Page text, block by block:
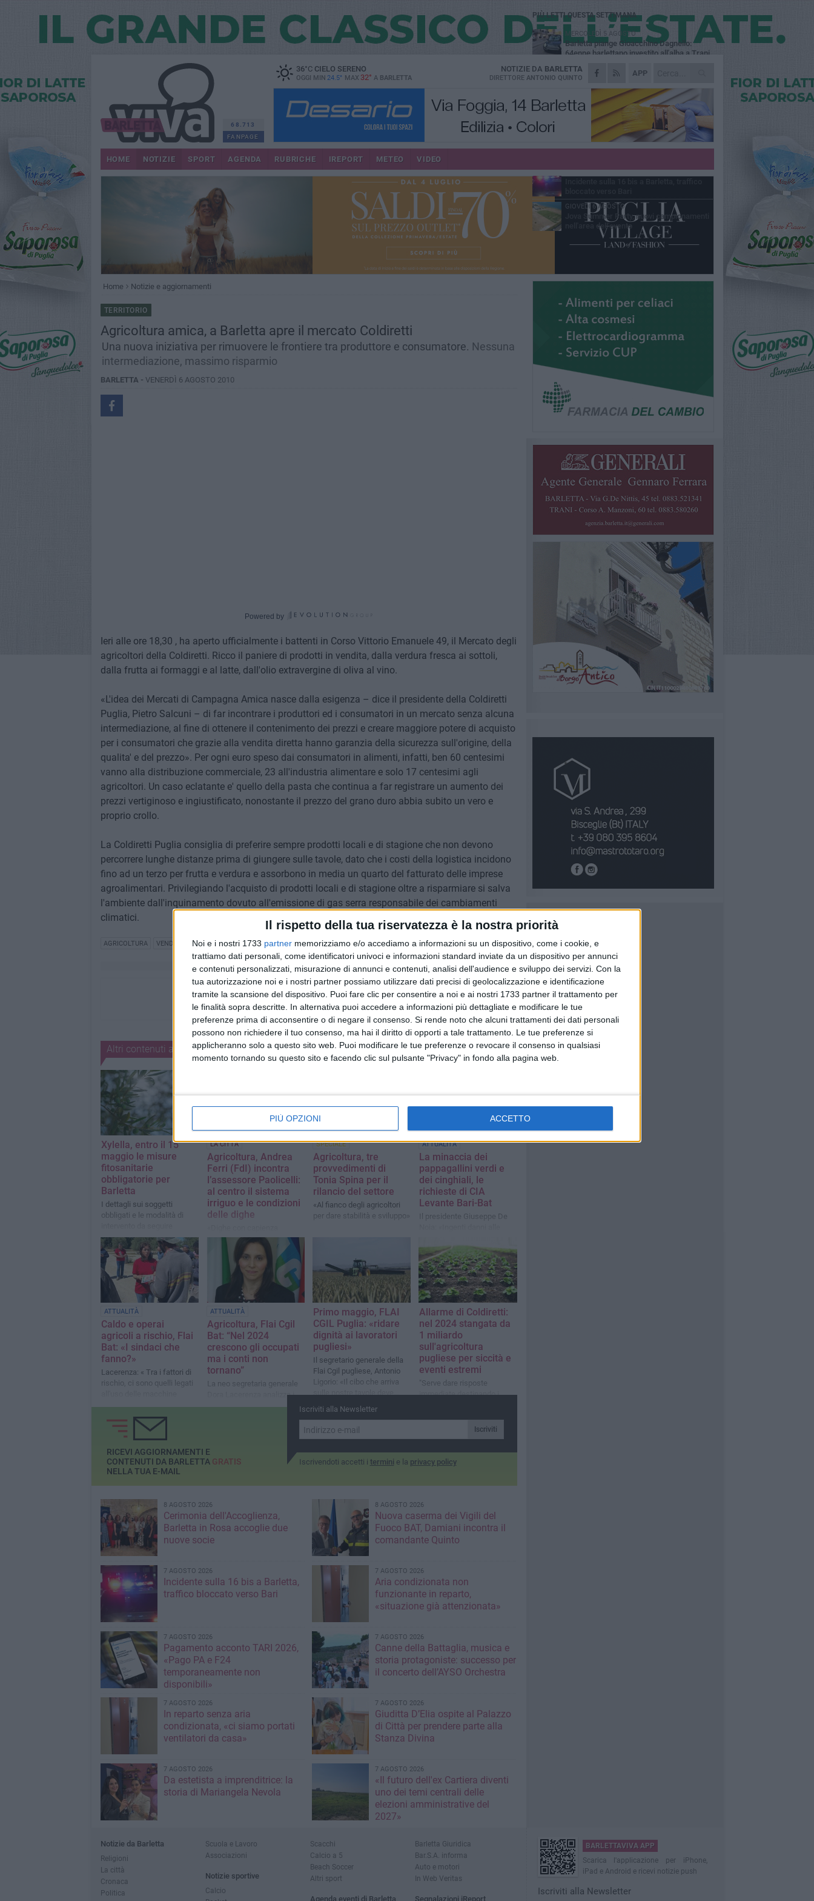
Il rispetto della tua riservatezza è la nostra priorità
Noi e i nostri 1733 partner memorizziamo e/o accediamo a informazioni su un dispositivo, come i cookie, e
trattiamo dati personali, come identificatori univoci e informazioni standard inviate da un dispositivo per annunci
e contenuti personalizzati, misurazione di annunci e contenuti, analisi dell'audience e sviluppo dei servizi. Con la
tua autorizzazione noi e i nostri partner possiamo utilizzare dati precisi di geolocalizzazione e identificazione
tramite la scansione del dispositivo. Puoi fare clic per consentire a noi e ai nostri 1733 partner il trattamento per
le finalità sopra descritte. In alternativa puoi accedere a informazioni più dettagliate e modificare le tue
preferenze prima di acconsentire o di negare il consenso. Si rende noto che alcuni trattamenti dei dati personali
possono non richiedere il tuo consenso, ma hai il diritto di opporti a tale trattamento. Le tue preferenze si
applicheranno solo a questo sito web. Puoi modificare le tue preferenze o revocare il consenso in qualsiasi
momento tornando su questo sito e facendo clic sul pulsante "Privacy" in fondo alla pagina web.
PIÙ OPZIONI ACCETTO
68.713
FANPAGE
36°CCIELO SERENO
OGGI MIN 24.5° MAX 32° A BARLETTA
APP
NOTIZIE DA BARLETTA
DIRETTORE ANTONIO QUINTO
HOME NOTIZIE SPORT AGENDA RUBRICHE IREPORT METEO VIDEO
Home Notizie e aggiornamenti
TERRITORIO
Agricoltura amica, a Barletta apre il mercato Coldiretti
Una nuova iniziativa per rimuovere le frontiere tra produttore e consumatore. Nessuna
intermediazione, massimo risparmio
BARLETTA - VENERDÌ 6 AGOSTO 2010
Powered by
Ieri alle ore 18,30 , ha aperto ufficialmente i battenti in Corso Vittorio Emanuele 49, il Mercato degli
agricoltori della Coldiretti. Ricco il paniere di prodotti in vendita, dalla verdura fresca ai sottoli,
dalla frutta ai formaggi e al latte, dall'olio extravergine di oliva al vino.
«L'idea dei Mercati di Campagna Amica nasce dalla esigenza – dice il presidente della Coldiretti
Puglia, Pietro Salcuni – di far incontrare i produttori ed i consumatori in un mercato senza alcuna
intermediazione, al fine di ottenere il contenimento dei prezzi e creare maggiore potere di acquisto
per i consumatori che grazie alla vendita diretta hanno garanzia della sicurezza sull'origine, della
qualita' e del prezzo». Per ogni euro speso dai consumatori in alimenti, infatti, ben 60 centesimi
vanno alla distribuzione commerciale, 23 all'industria alimentare e solo 17 centesimi agli
agricoltori. Un caso eclatante e' quello della pasta che continua a far registrare un aumento dei
prezzi vertiginoso e ingiustificato, nonostante il prezzo del grano duro abbia subito un vero e
proprio crollo.
La Coldiretti Puglia consiglia di preferire sempre prodotti locali e di stagione che non devono
percorrere lunghe distanze prima di giungere sulle tavole, dato che i costi della logistica incidono
fino ad un terzo per frutta e verdura e assorbono in media un quarto del fatturato delle imprese
agroalimentari. Privilegiando l'acquisto di prodotti locali e di stagione oltre a risparmiare si salva
l'ambiente dall'inquinamento dovuto all'emissione di gas serra responsabile dei cambiamenti
climatici.
AGRICOLTURA VENDITA DIRETTA GRANDI INIZIATIVE
Altri contenuti a tema
Xylella, entro il 15
maggio le misure
fitosanitarie
obbligatorie per
Barletta
I dettagli sui soggetti
obbligati e le modalità di
LA CITTÀ
Agricoltura, Andrea
Ferri (FdI) incontra
l’assessore Paolicelli:
al centro il sistema
irriguo e le condizioni
delle dighe
adeguata per la stagione
estiva. Monitoriamo rilascio
libretti carburante e risorse
per viabilità rurale»
SPECIALE
Agricoltura, tre
provvedimenti di
Tonia Spina per il
rilancio del settore
«Al fianco degli agricoltori
per dare stabilità e sviluppo»
ATTUALITÀ
La minaccia dei
pappagallini verdi e
dei cinghiali, le
richieste di CIA
Levante Bari-Bat
Il presidente Giuseppe De
accelerare il piano di
contenimento»
ATTUALITÀ
Caldo e operai
agricoli a rischio, Flai
Bat: «I sindaci che
fanno?»
Lacerenza: « Tra i fattori di
rischio, ci sono quelli legati
agricole»
ATTUALITÀ
Agricoltura, Flai Cgil
Bat: “Nel 2024
crescono gli occupati
ma i conti non
tornano”
La neo segretaria generale
Dora Lacerenza analizza i
dati degli elenchi Inps in cui
Primo maggio, FLAI
CGIL Puglia: «ridare
dignità ai lavoratori
pugliesi»
Il segretario generale della
Flai Cgil pugliese, Antonio
Ligorio: «Il cibo che arriva
sulle nostre tavole deve
essere frutto di lavoro
giusto, tracciabile e
trasparente»
Allarme di Coldiretti:
nel 2024 stangata da
1 miliardo
sull'agricoltura
pugliese per siccità e
eventi estremi
"Serve dare risposte
immediate destinando i
Iscriviti alla Newsletter
Iscriviti
Iscrivendoti accetti i termini e la privacy policy
RICEVI AGGIORNAMENTI E
CONTENUTI DA BARLETTA GRATIS
NELLA TUA E-MAIL
8 AGOSTO 2026
Cerimonia dell'Accoglienza,
Barletta in Rosa accoglie due
nuove socie
8 AGOSTO 2026
Nuova caserma dei Vigili del
Fuoco BAT, Damiani incontra il
comandante Quinto
7 AGOSTO 2026
Incidente sulla 16 bis a Barletta,
traffico bloccato verso Bari
7 AGOSTO 2026
Aria condizionata non
funzionante in reparto,
«situazione già attenzionata»
7 AGOSTO 2026
Pagamento acconto TARI 2026,
«Pago PA e F24
temporaneamente non
disponibili»
7 AGOSTO 2026
Canne della Battaglia, musica e
storia protagoniste: successo per
il concerto dell’AYSO Orchestra
7 AGOSTO 2026
In reparto senza aria
condizionata, «ci siamo portati
ventilatori da casa»
7 AGOSTO 2026
Giuditta D’Elia ospite al Palazzo
di Città per prendere parte alla
Stanza Divina
7 AGOSTO 2026
Da estetista a imprenditrice: la
storia di Mariangela Nevola
7 AGOSTO 2026
«Il futuro dell'ex Cartiera diventi
uno dei temi centrali delle
elezioni amministrative del
2027»
PIÙ LETTI QUESTA SETTIMANA
MERCOLEDÌ 5 AGOSTO
Barletta piange Gioacchino Dagnello:
64enne barlettano investito all'alba a Trani
GIOVEDÌ 6 AGOSTO
Il ricordo di "Cecco", il benzinaio col
sorriso: «Contava i giorni che lo
separavano dalla pensione»
MERCOLEDÌ 5 AGOSTO
Jova Summer Party, giovedì mattina
sopralluogo nell'area dell'evento
DOMENICA 2 AGOSTO
Beni confiscati alla mafia. Nasce il servizio
VENERDÌ 7 AGOSTO
GIOVEDÌ 6 AGOSTO
Jova Summer Party, nuovi campionamenti
nell'area dell'evento
Notizie da Barletta
Religioni
La città
Cronaca
Politica
Scuola e Lavoro
Associazioni
Notizie sportive
Calcio
Scacchi
Calcio a 5
Beach Soccer
Altri sport
Agenda eventi di Barletta
Barletta Giuridica
Bar.S.A. informa
Auto e motori
In Web Veritas
Segnalazioni iReport
BARLETTAVIVA APP
Scarica l'applicazione per iPhone,
iPad e Android e ricevi notizie push
Iscriviti alla Newsletter